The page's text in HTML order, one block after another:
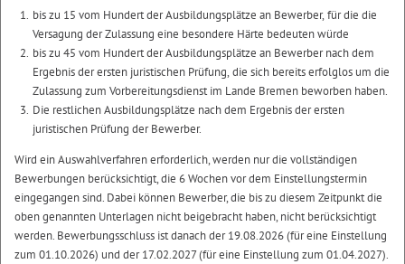
bis zu 15 vom Hundert der Ausbildungsplätze an Bewerber, für die die
Versagung der Zulassung eine besondere Härte bedeuten würde
bis zu 45 vom Hundert der Ausbildungsplätze an Bewerber nach dem
Ergebnis der ersten juristischen Prüfung, die sich bereits erfolglos um die
Zulassung zum Vorbereitungsdienst im Lande Bremen beworben haben.
Die restlichen Ausbildungsplätze nach dem Ergebnis der ersten
juristischen Prüfung der Bewerber.
Wird ein Auswahlverfahren erforderlich, werden nur die vollständigen
Bewerbungen berücksichtigt, die 6 Wochen vor dem Einstellungstermin
eingegangen sind. Dabei können Bewerber, die bis zu diesem Zeitpunkt die
oben genannten Unterlagen nicht beigebracht haben, nicht berücksichtigt
werden. Bewerbungsschluss ist danach der 19.08.2026 (für eine Einstellung
zum 01.10.2026) und der 17.02.2027 (für eine Einstellung zum 01.04.2027).